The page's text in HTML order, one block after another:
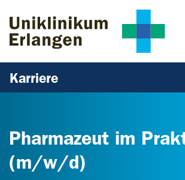
Karriere
Pharmazeut im
(m/w/d)